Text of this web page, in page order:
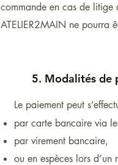
commande en cas de litige
ATELIER2MAIN ne pourra
5. Modalités de
Le paiement peut
par carte bancaire via
par virement bancaire,
ou en espèces lors d’un